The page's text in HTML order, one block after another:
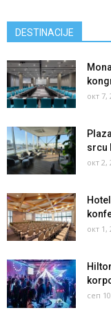
DESTINACIJE
окт 7,
srcu
окт 2,
окт 1,
сеп